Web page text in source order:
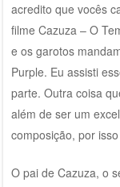
acredito que vocês
filme Cazuza – O
e os garotos
Purple. Eu assisti
parte. Outra coisa
além de ser um
composição, por
O pai de Cazuza, o